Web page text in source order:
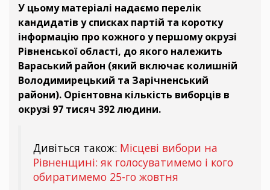
У цьому матеріалі надаємо перелік
кандидатів у списках партій та коротку
інформацію про кожного у першому окрузі
Рівненської області, до якого належить
Вараський район (який включає колишній
Володимирецький та Зарічненський
райони). Орієнтовна кількість виборців в
окрузі 97 тисяч 392 людини.
Дивіться також: Місцеві вибори на
Рівненщині: як голосуватимемо і кого
обиратимемо 25-го жовтня